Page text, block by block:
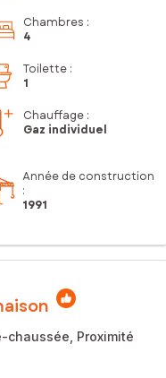
Chambres :
4
Toilette :
1
Chauffage :
Gaz individuel
Année de construction
:
1991
chaussée, Proximité